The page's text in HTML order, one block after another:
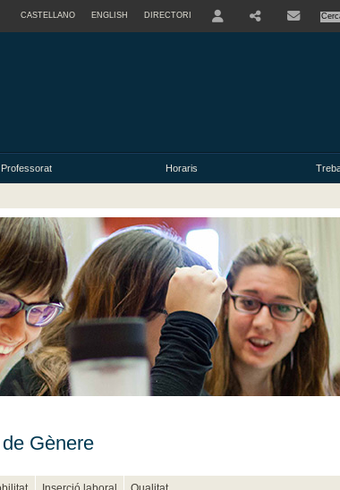
CASTELLANO ENGLISH DIRECTORI
Horaris
Gènere